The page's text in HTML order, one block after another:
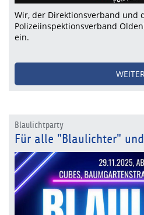
Wir, der Direktionsverband und
Polizeiinspektionsverband
ein.
WEITER
Blaulichtparty
Für alle "Blaulichter"